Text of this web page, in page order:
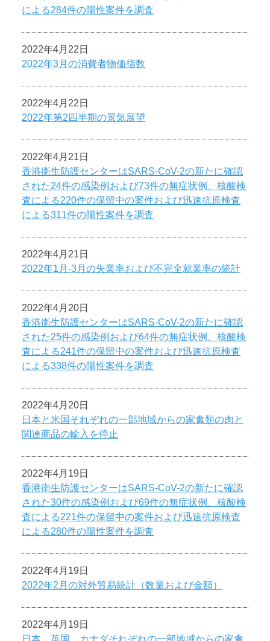
による284件の陽性案件を調査
2022年4月22日
2022年3月の消費者物価指数
2022年4月22日
2022年第2四半期の景気展望
2022年4月21日
香港衛生防護センターはSARS-CoV-2の新たに確認
された24件の感染例および73件の無症状例、核酸検
査による220件の保留中の案件および迅速抗原検査
による311件の陽性案件を調査
2022年4月21日
2022年1月-3月の失業率および不完全就業率の統計
2022年4月20日
香港衛生防護センターはSARS-CoV-2の新たに確認
された25件の感染例および64件の無症状例、核酸検
査による241件の保留中の案件および迅速抗原検査
による338件の陽性案件を調査
2022年4月20日
日本と米国それぞれの一部地域からの家禽類の肉と
関連商品の輸入を停止
2022年4月19日
香港衛生防護センターはSARS-CoV-2の新たに確認
された30件の感染例および69件の無症状例、核酸検
査による221件の保留中の案件および迅速抗原検査
による280件の陽性案件を調査
2022年4月19日
2022年2月の対外貿易統計（数量および金額）
2022年4月19日